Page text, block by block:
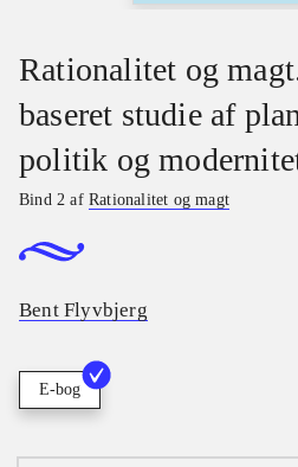
Rationalitet og
baseret studie af
politik og
Bind 2 afRationalitet og magt
Bent Flyvbjerg
E-bog